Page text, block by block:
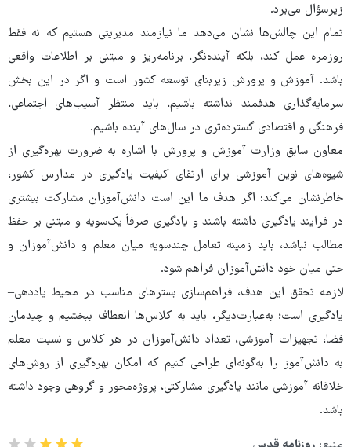
زیرسؤال می‌برد.
تمام این چالش‌ها نشان می‌دهد ما نیازمند مدیریتی هستیم که نه فقط
روزمره عمل کند، بلکه آینده‌نگر، برنامه‌ریز و مبتنی بر اطلاعات واقعی
باشد. آموزش‌ و پرورش زیربنای توسعه کشور است و اگر در این بخش
سرمایه‌گذاری هدفمند نداشته باشیم، باید منتظر آسیب‌های اجتماعی،
فرهنگی و اقتصادی گسترده‌تری در سال‌های آینده باشیم.
معاون سابق وزارت آموزش و پرورش با اشاره به ضرورت بهره‌گیری از
شیوه‌های نوین آموزشی برای ارتقای کیفیت یادگیری در مدارس کشور،
خاطرنشان می‌کند: اگر هدف ما این است دانش‌آموزان مشارکت بیشتری
در فرایند یادگیری داشته باشند و یادگیری صرفاً یک‌سویه و مبتنی بر حفظ
مطالب نباشد، باید زمینه تعامل چندسویه میان معلم و دانش‌آموزان و
حتی میان خود دانش‌آموزان فراهم شود.
لازمه تحقق این هدف، فراهم‌سازی بسترهای مناسب در محیط یاددهی–
یادگیری است؛ به‌عبارت‌دیگر، باید به کلاس‌ها انعطاف ببخشیم و چیدمان
فضا، تجهیزات آموزشی، تعداد دانش‌آموزان در هر کلاس و نسبت معلم
به دانش‌آموز را به‌گونه‌ای طراحی کنیم که امکان بهره‌گیری از روش‌های
خلاقانه آموزشی مانند یادگیری مشارکتی، پروژه‌محور و گروهی وجود داشته
باشد.